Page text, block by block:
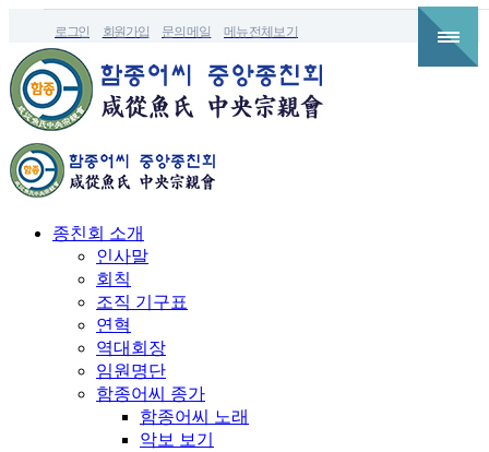
로그인 회원가입 문의메일 메뉴전체보기
종친회 소개
인사말
회칙
조직 기구표
연혁
역대회장
임원명단
함종어씨 종가
함종어씨 노래
악보 보기